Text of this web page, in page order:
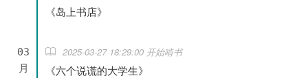
《岛上书店》
03
月
2025-03-27 18:29:00 开始啃书
《六个说谎的大学生》